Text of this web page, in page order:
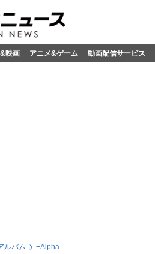
&映画 アニメ&ゲーム 動画配信サービス
ルバム +Alpha